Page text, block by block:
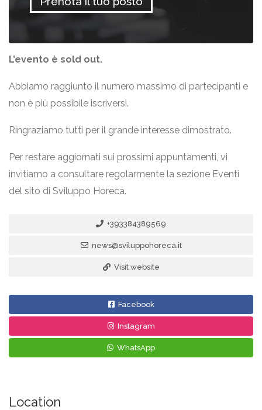
L’evento è sold out.
Abbiamo raggiunto il numero massimo di partecipanti e
non è più possibile iscriversi.
Ringraziamo tutti per il grande interesse dimostrato.
Per restare aggiornati sui prossimi appuntamenti, vi
invitiamo a consultare regolarmente la sezione Eventi
del sito di Sviluppo Horeca.
+393384389569
news@sviluppohoreca.it
Visit website
Facebook
Instagram
WhatsApp
Location